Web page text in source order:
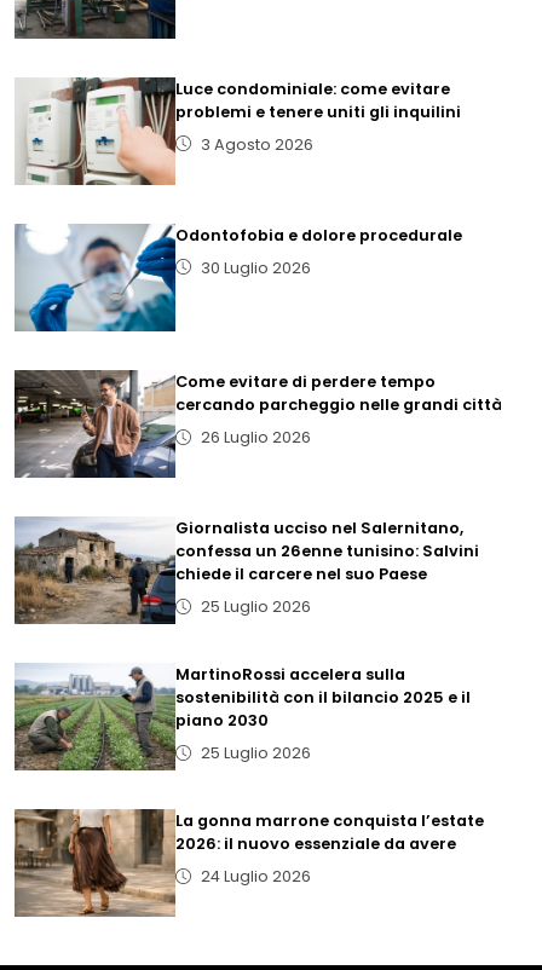
Luce condominiale: come evitare
problemi e tenere uniti gli inquilini
3 Agosto 2026
Odontofobia e dolore procedurale
30 Luglio 2026
Come evitare di perdere tempo
cercando parcheggio nelle grandi città
26 Luglio 2026
Giornalista ucciso nel Salernitano,
confessa un 26enne tunisino: Salvini
chiede il carcere nel suo Paese
25 Luglio 2026
MartinoRossi accelera sulla
sostenibilità con il bilancio 2025 e il
piano 2030
25 Luglio 2026
La gonna marrone conquista l’estate
2026: il nuovo essenziale da avere
24 Luglio 2026